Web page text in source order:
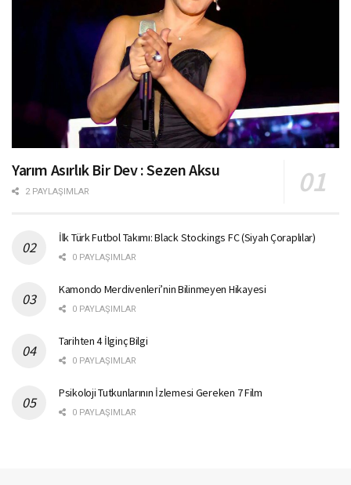
Yarım Asırlık Bir Dev : Sezen Aksu
2 PAYLAŞIMLAR
İlk Türk Futbol Takımı: Black Stockings FC (Siyah Çoraplılar)
0 PAYLAŞIMLAR
Kamondo Merdivenleri’nin Bilinmeyen Hikayesi
0 PAYLAŞIMLAR
Tarihten 4 İlginç Bilgi
0 PAYLAŞIMLAR
Psikoloji Tutkunlarının İzlemesi Gereken 7 Film
0 PAYLAŞIMLAR